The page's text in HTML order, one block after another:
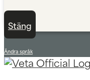
Stäng
Ändra språk